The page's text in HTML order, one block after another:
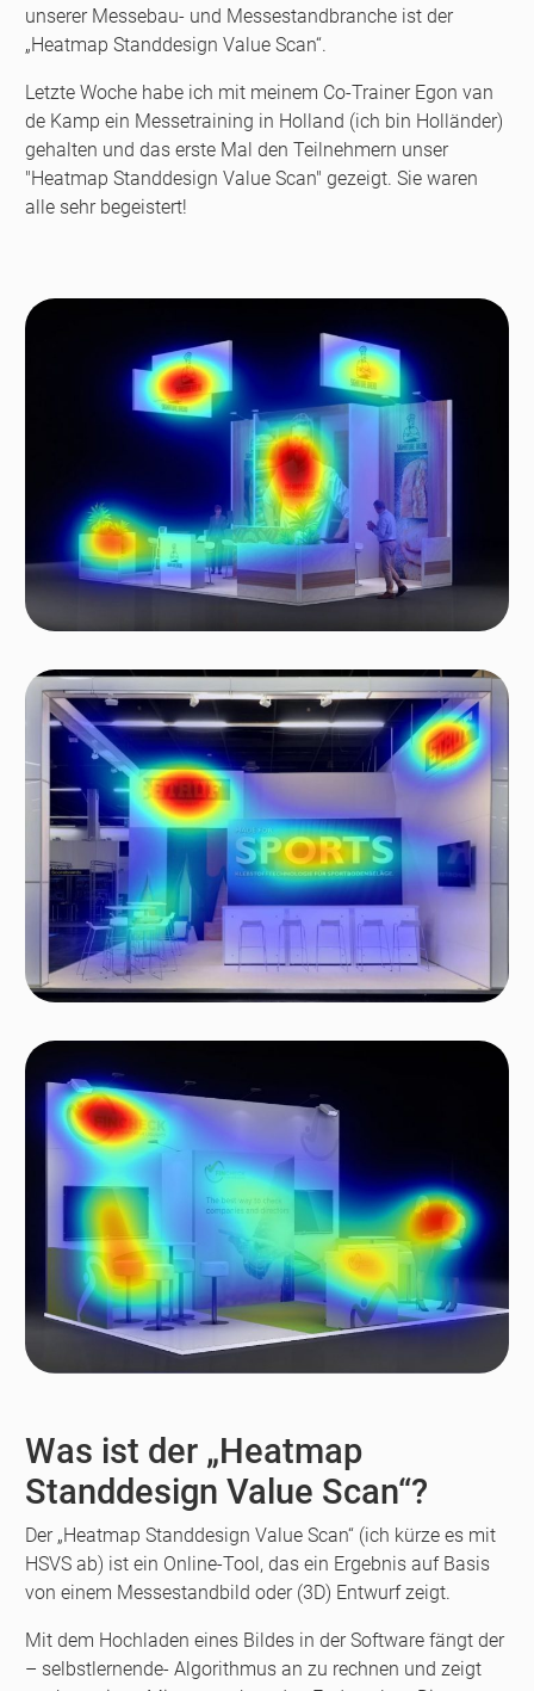
unserer Messebau- und Messestandbranche ist der
„Heatmap Standdesign Value Scan“.
Letzte Woche habe ich mit meinem Co-Trainer Egon van
de Kamp ein Messetraining in Holland (ich bin Holländer)
gehalten und das erste Mal den Teilnehmern unser
"Heatmap Standdesign Value Scan" gezeigt. Sie waren
alle sehr begeistert!
Was ist der „Heatmap
Standdesign Value Scan“?
Der „Heatmap Standdesign Value Scan“ (ich kürze es mit
HSVS ab) ist ein Online-Tool, das ein Ergebnis auf Basis
von einem Messestandbild oder (3D) Entwurf zeigt.
Mit dem Hochladen eines Bildes in der Software fängt der
– selbstlernende- Algorithmus an zu rechnen und zeigt